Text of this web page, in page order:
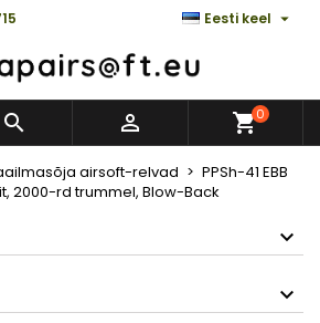
Eesti keel 
  0
airsoft-relvad
PPSh-41 EBB
2000-rd trummel, Blow-Back